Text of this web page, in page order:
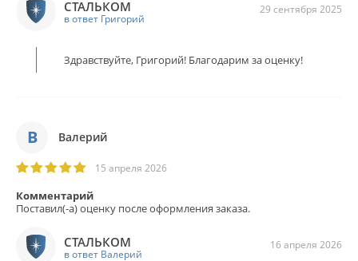
29 сентября 2025
СТАЛЬКОМ
в ответ Григорий
Здравствуйте, Григорий! Благодарим за оценку!
В Валерий
15 апреля 2026
Комментарий
Поставил(-а) оценку после оформления заказа.
16 апреля 2026
СТАЛЬКОМ
в ответ Валерий